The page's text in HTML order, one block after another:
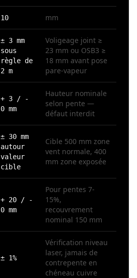
10 mm
± 3 mm
sous
règle de
2 m
Voligeage joint ≥
23 mm ou OSB3 ≥
18 mm avant pose
pare-vapeur
+ 3 / -
0 mm
Hauteur nominale
selon pente —
défaut interdit
± 30 mm
autour
valeur
cible
Cible 500 mm zone
vent normale, 400
mm zone exposée
+ 20 / -
0 mm
Pour pentes 7-
15%,
recouvrement
nominal 150 mm
± 1%
Vérification niveau
laser, jamais de
contrepente en
chéneau cuivre